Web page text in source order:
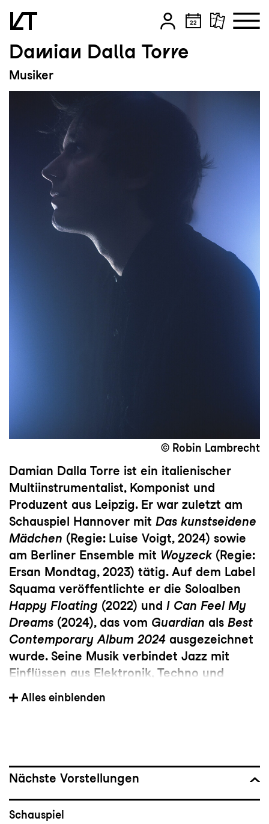
Zum Hauptinhalt springen
Zum Footer springen
Damian Dalla Torre
Musiker
© Robin Lambrecht
Damian Dalla Torre ist ein italienischer
Multiinstrumentalist, Komponist und
Produzent aus Leipzig. Er war zuletzt am
Schauspiel Hannover mit Das kunstseidene
Mädchen (Regie: Luise Voigt, 2024) sowie
am Berliner Ensemble mit Woyzeck(Regie:
Ersan Mondtag, 2023) tätig. Auf dem Label
Squama veröffentlichte er die Soloalben
Happy Floating (2022) und I Can Feel My
Dreams (2024), das vom Guardian als Best
Contemporary Album 2024 ausgezeichnet
wurde. Seine Musik verbindet Jazz mit
Einflüssen aus Elektronik, Techno und
Ambient.
Alles einblenden
Nächste Vorstellungen
Schauspiel